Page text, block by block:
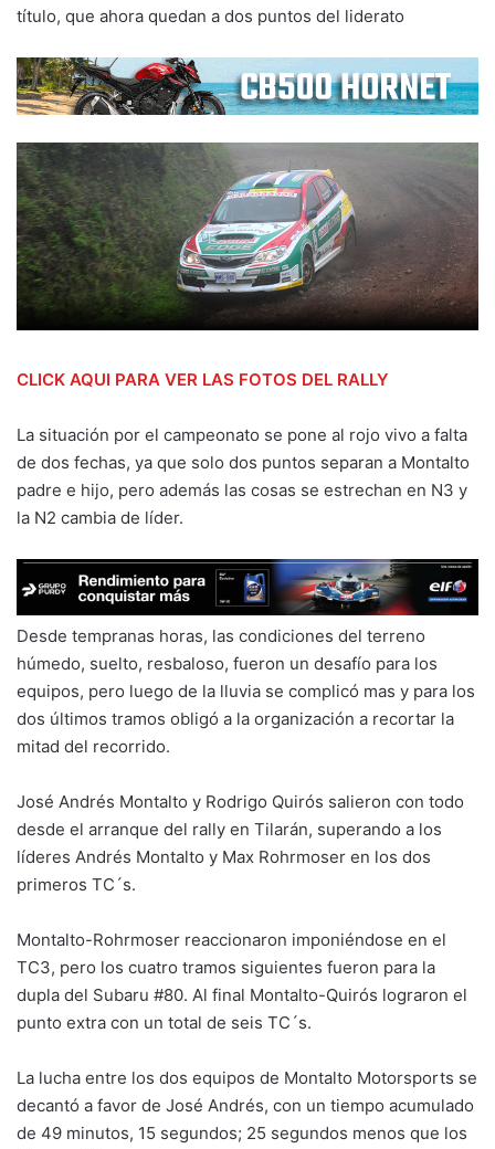
título, que ahora quedan a dos puntos del liderato
CLICK AQUI PARA VER LAS FOTOS DEL RALLY
La situación por el campeonato se pone al rojo vivo a falta
de dos fechas, ya que solo dos puntos separan a Montalto
padre e hijo, pero además las cosas se estrechan en N3 y
la N2 cambia de líder.
Desde tempranas horas, las condiciones del terreno
húmedo, suelto, resbaloso, fueron un desafío para los
equipos, pero luego de la lluvia se complicó mas y para los
dos últimos tramos obligó a la organización a recortar la
mitad del recorrido.
José Andrés Montalto y Rodrigo Quirós salieron con todo
desde el arranque del rally en Tilarán, superando a los
líderes Andrés Montalto y Max Rohrmoser en los dos
primeros TC´s.
Montalto-Rohrmoser reaccionaron imponiéndose en el
TC3, pero los cuatro tramos siguientes fueron para la
dupla del Subaru #80. Al final Montalto-Quirós lograron el
punto extra con un total de seis TC´s.
La lucha entre los dos equipos de Montalto Motorsports se
decantó a favor de José Andrés, con un tiempo acumulado
de 49 minutos, 15 segundos; 25 segundos menos que los